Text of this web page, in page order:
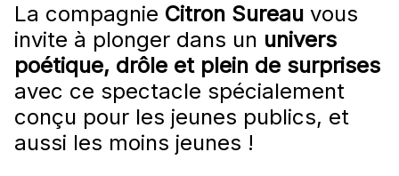
La compagnie Citron Sureau vous
invite à plonger dans un univers
poétique, drôle et plein de surprises
avec ce spectacle spécialement
conçu pour les jeunes publics, et
aussi les moins jeunes !